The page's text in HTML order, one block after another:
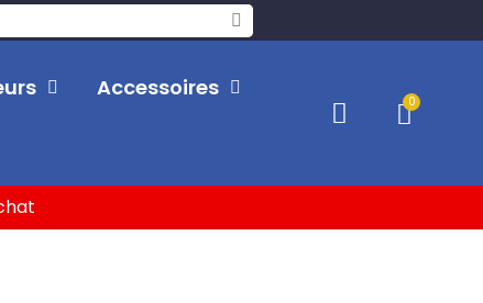
Accessoires